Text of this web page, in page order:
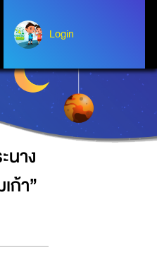
Login
Login
นี เสด็จ
นาง
ก้า”